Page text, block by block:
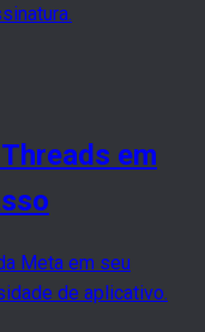
em
Meta em seu
de aplicativo.